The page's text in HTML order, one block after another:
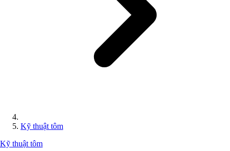
Kỹ thuật tôm
Kỹ thuật tôm